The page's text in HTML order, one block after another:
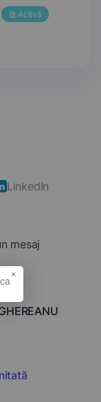
Activă
LinkedIn
mesaj
×